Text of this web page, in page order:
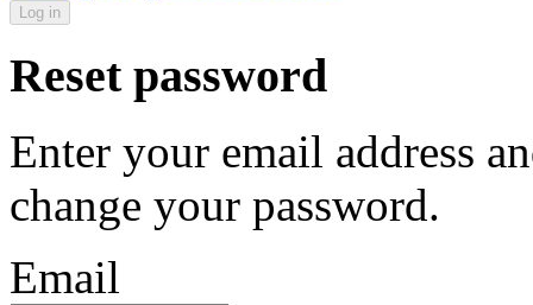
Log in
Reset password
Enter your email address
change your password.
Email